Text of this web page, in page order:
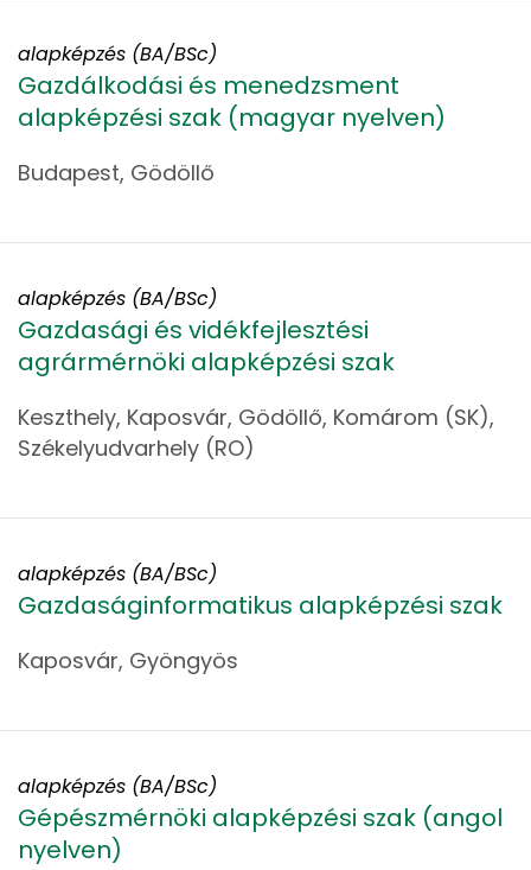
Gazdálkodási és menedzsment
alapképzési szak (magyar nyelven)
Budapest, Gödöllő
alapképzés (BA/BSc)
Gazdasági és vidékfejlesztési
agrármérnöki alapképzési szak
Keszthely, Kaposvár, Gödöllő, Komárom (SK),
Székelyudvarhely (RO)
alapképzés (BA/BSc)
Gazdaságinformatikus alapképzési szak
Kaposvár, Gyöngyös
alapképzés (BA/BSc)
Gépészmérnöki alapképzési szak (angol
nyelven)
alapképzés (BA/BSc)